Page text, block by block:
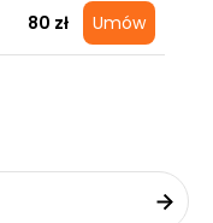
80 zł Umów